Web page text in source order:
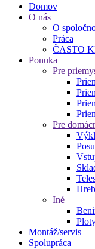
Domov
O nás
O
Práca
ČASTO
Ponuka
Pre
Pre
Iné
Montáž/servis
Spolupráca